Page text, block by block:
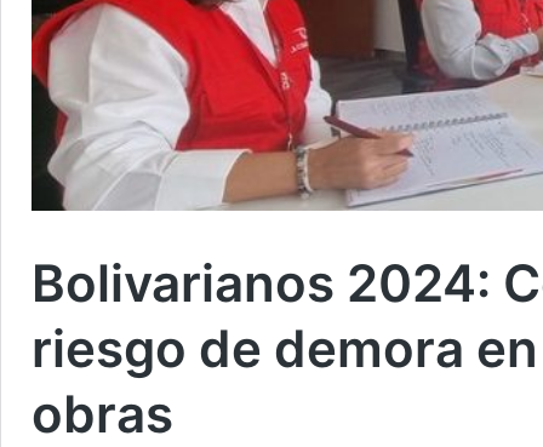
Bolivarianos 2024:
riesgo de demora
obras